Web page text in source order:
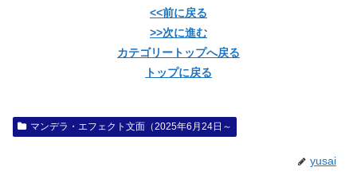
<<前に戻る
>>次に進む
カテゴリートップへ戻る
トップに戻る
マンデラ・エフェクト文面（2025年6月24日～
yusai